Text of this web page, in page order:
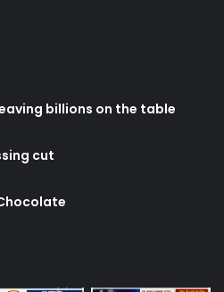
billions on the table
cut